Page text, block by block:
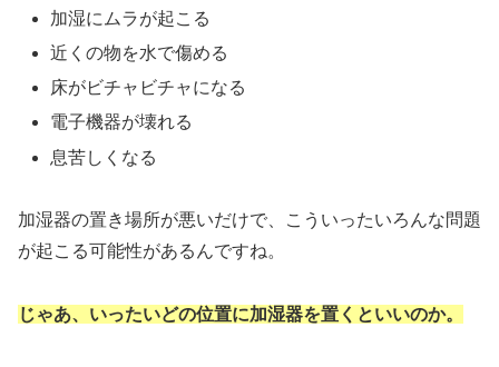
加湿にムラが起こる
近くの物を水で傷める
床がビチャビチャになる
電子機器が壊れる
息苦しくなる
加湿器の置き場所が悪いだけで、こういったいろんな問題
が起こる可能性があるんですね。
じゃあ、いったいどの位置に加湿器を置くといいのか。